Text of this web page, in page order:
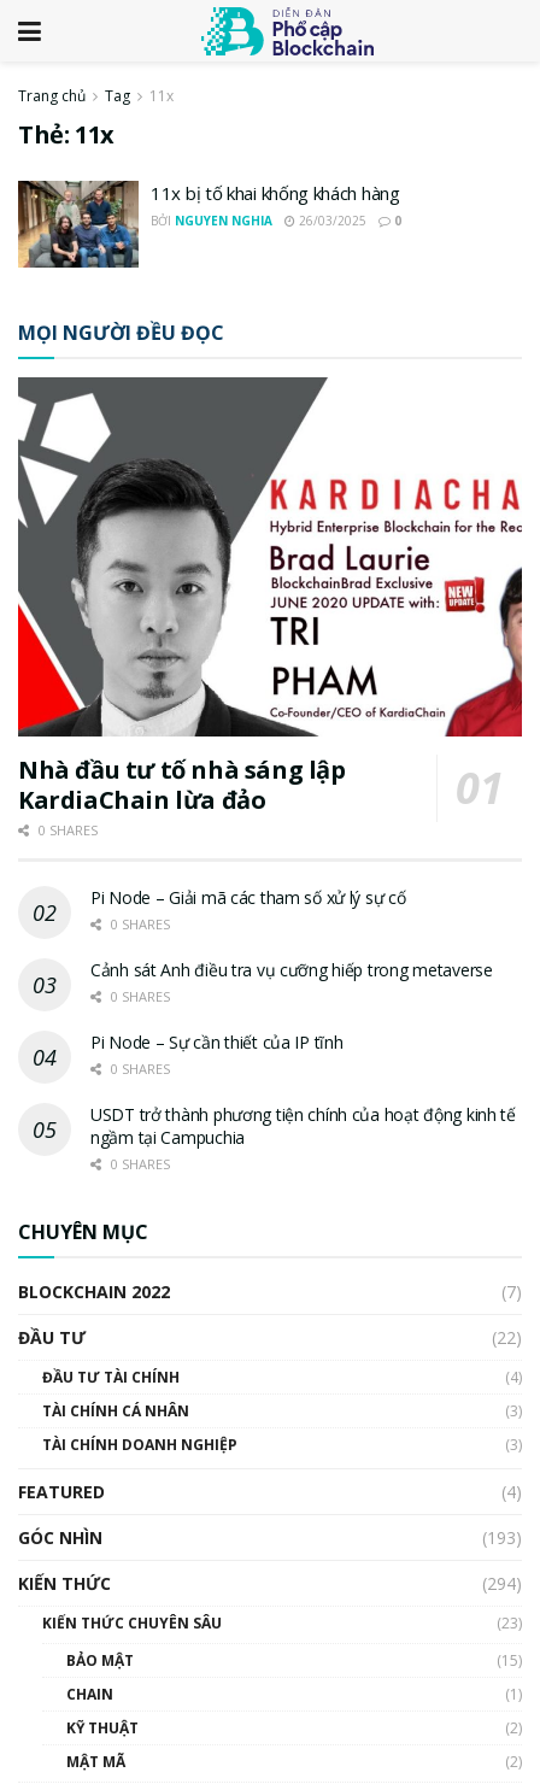
Trang chủ Tag 11x
Thẻ: 11x
11x bị tố khai khống khách hàng
BỞI NGUYEN NGHIA 26/03/2025 0
MỌI NGƯỜI ĐỀU ĐỌC
Nhà đầu tư tố nhà sáng lập
KardiaChain lừa đảo
0 SHARES
Pi Node – Giải mã các tham số xử lý sự cố
0 SHARES
Cảnh sát Anh điều tra vụ cưỡng hiếp trong metaverse
0 SHARES
Pi Node – Sự cần thiết của IP tĩnh
0 SHARES
USDT trở thành phương tiện chính của hoạt động kinh tế
ngầm tại Campuchia
0 SHARES
CHUYÊN MỤC
BLOCKCHAIN 2022
(7)
ĐẦU TƯ
(22)
ĐẦU TƯ TÀI CHÍNH
(4)
TÀI CHÍNH CÁ NHÂN
(3)
TÀI CHÍNH DOANH NGHIỆP
(3)
FEATURED
(4)
GÓC NHÌN
(193)
KIẾN THỨC
(294)
KIẾN THỨC CHUYÊN SÂU
(23)
BẢO MẬT
(15)
CHAIN
(1)
KỸ THUẬT
(2)
MẬT MÃ
(2)